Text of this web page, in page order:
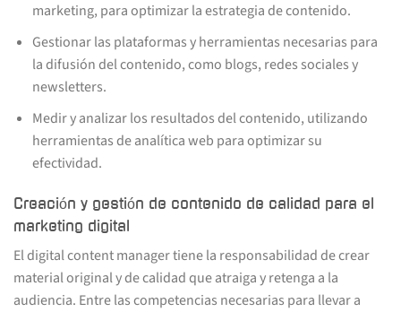
marketing, para optimizar la estrategia de contenido.
Gestionar las plataformas y herramientas necesarias para
la difusión del contenido, como blogs, redes sociales y
newsletters.
Medir y analizar los resultados del contenido, utilizando
herramientas de analítica web para optimizar su
efectividad.
Creación y gestión de contenido de calidad para el
marketing digital
El digital content manager tiene la responsabilidad de crear
material original y de calidad que atraiga y retenga a la
audiencia. Entre las competencias necesarias para llevar a